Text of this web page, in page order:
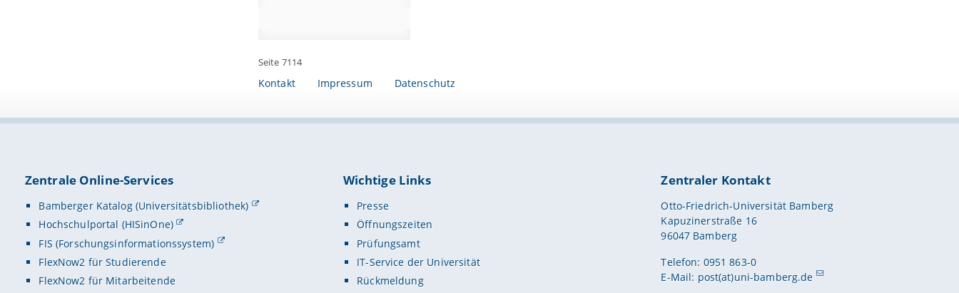
Seite 7114
Kontakt Impressum Datenschutz
Zentrale Online-Services
Bamberger Katalog (Universitätsbibliothek)
Hochschulportal (HISinOne)
FIS (Forschungsinformationssystem)
FlexNow2 für Studierende
FlexNow2 für Mitarbeitende
Wichtige Links
Presse
Öffnungszeiten
Prüfungsamt
IT-Service der Universität
Rückmeldung
Zentraler Kontakt
Otto-Friedrich-Universität Bamberg
Kapuzinerstraße 16
96047 Bamberg
Telefon: 0951 863-0
E-Mail: post(at)uni-bamberg.de